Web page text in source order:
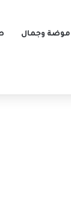
موضة وجمال